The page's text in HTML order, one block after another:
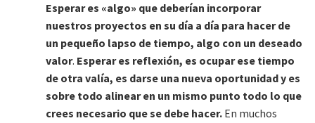
Esperar es «algo» que deberían incorporar
nuestros proyectos en su día a día para hacer de
un pequeño lapso de tiempo, algo con un deseado
valor. Esperar es reflexión, es ocupar ese tiempo
de otra valía, es darse una nueva oportunidad y es
sobre todo alinear en un mismo punto todo lo que
crees necesario que se debe hacer. En muchos